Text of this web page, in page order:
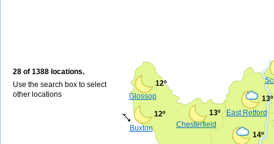
28 of 1388 locations.
Use the search box to select
other locations
Chesterfield
13º
Glossop
12º
East Retford
13º
Buxton
12º
14º